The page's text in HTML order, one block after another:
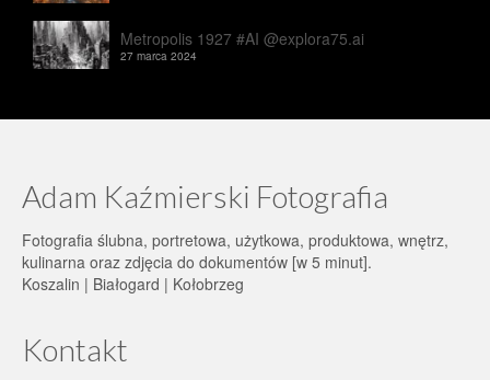
Metropolis 1927 #AI @explora75.ai
27 marca 2024
Adam Kaźmierski Fotografia
Fotografia ślubna, portretowa, użytkowa, produktowa, wnętrz,
kulinarna oraz zdjęcia do dokumentów [w 5 minut].
Koszalin | Białogard | Kołobrzeg
Kontakt